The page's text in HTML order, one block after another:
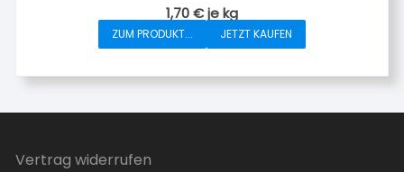
1,70€jekg
ZUM PRODUKT... JETZT KAUFEN
Vertrag widerrufen